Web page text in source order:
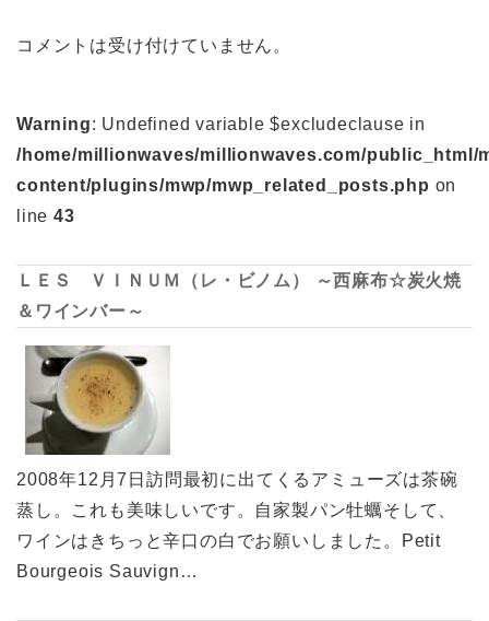
コメントは受け付けていません。
Warning: Undefined variable $excludeclause in
/home/millionwaves/millionwaves.com/public_html/
content/plugins/mwp/mwp_related_posts.php on
line 43
ＬＥＳ ＶＩＮＵＭ（レ・ビノム） ～西麻布☆炭火焼
＆ワインバー～
2008年12月7日訪問最初に出てくるアミューズは茶碗
蒸し。これも美味しいです。自家製パン牡蠣そして、
ワインはきちっと辛口の白でお願いしました。Petit
Bourgeois Sauvign…